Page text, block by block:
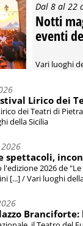
Dal 8 al 22
Notti
eventi
Vari luoghi
Lirico dei
dei Teatri di
della Sicilia
spettacoli,
2026 de
[...] / Vari luoghi